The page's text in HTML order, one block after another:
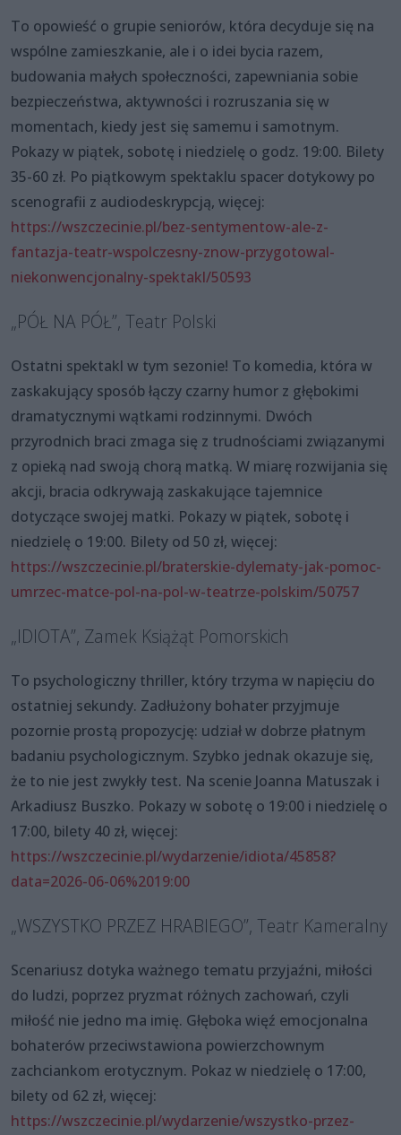
To opowieść o grupie seniorów, która decyduje się na
wspólne zamieszkanie, ale i o idei bycia razem,
budowania małych społeczności, zapewniania sobie
bezpieczeństwa, aktywności i rozruszania się w
momentach, kiedy jest się samemu i samotnym.
Pokazy w piątek, sobotę i niedzielę o godz. 19:00. Bilety
35-60 zł. Po piątkowym spektaklu spacer dotykowy po
scenografii z audiodeskrypcją, więcej:
https://wszczecinie.pl/bez-sentymentow-ale-z-
fantazja-teatr-wspolczesny-znow-przygotowal-
niekonwencjonalny-spektakl/50593
„PÓŁ NA PÓŁ”, Teatr Polski
Ostatni spektakl w tym sezonie! To komedia, która w
zaskakujący sposób łączy czarny humor z głębokimi
dramatycznymi wątkami rodzinnymi. Dwóch
przyrodnich braci zmaga się z trudnościami związanymi
z opieką nad swoją chorą matką. W miarę rozwijania się
akcji, bracia odkrywają zaskakujące tajemnice
dotyczące swojej matki. Pokazy w piątek, sobotę i
niedzielę o 19:00. Bilety od 50 zł, więcej:
https://wszczecinie.pl/braterskie-dylematy-jak-pomoc-
umrzec-matce-pol-na-pol-w-teatrze-polskim/50757
„IDIOTA”, Zamek Książąt Pomorskich
To psychologiczny thriller, który trzyma w napięciu do
ostatniej sekundy. Zadłużony bohater przyjmuje
pozornie prostą propozycję: udział w dobrze płatnym
badaniu psychologicznym. Szybko jednak okazuje się,
że to nie jest zwykły test. Na scenie Joanna Matuszak i
Arkadiusz Buszko. Pokazy w sobotę o 19:00 i niedzielę o
17:00, bilety 40 zł, więcej:
https://wszczecinie.pl/wydarzenie/idiota/45858?
data=2026-06-06%2019:00
„WSZYSTKO PRZEZ HRABIEGO”, Teatr Kameralny
Scenariusz dotyka ważnego tematu przyjaźni, miłości
do ludzi, poprzez pryzmat różnych zachowań, czyli
miłość nie jedno ma imię. Głęboka więź emocjonalna
bohaterów przeciwstawiona powierzchownym
zachciankom erotycznym. Pokaz w niedzielę o 17:00,
bilety od 62 zł, więcej:
https://wszczecinie.pl/wydarzenie/wszystko-przez-